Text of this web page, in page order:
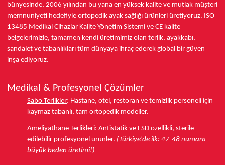
bünyesinde, 2006 yılından bu yana en yüksek kalite ve mutlak müşteri
memnuniyeti hedefiyle ortopedik ayak sağlığı ürünleri üretiyoruz. ISO
13485 Medikal Cihazlar Kalite Yönetim Sistemi ve CE kalite
belgelerimizle, tamamen kendi üretimimiz olan terlik, ayakkabı,
sandalet ve tabanlıkları tüm dünyaya ihraç ederek global bir güven
inşa ediyoruz.
Medikal & Profesyonel Çözümler
Sabo Terlikler: Hastane, otel, restoran ve temizlik personeli için
kaymaz tabanlı, tam ortopedik modeller.
Ameliyathane Terlikleri: Antistatik ve ESD özellikli, sterile
edilebilir profesyonel ürünler. (Türkiye'de ilk: 47-48 numara
büyük beden üretimi!)